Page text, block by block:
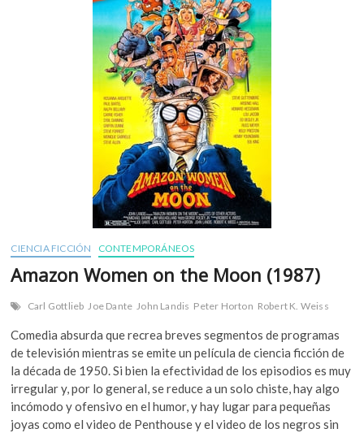
CIENCIA FICCIÓN CONTEMPORÁNEOS
Amazon Women on the Moon (1987)
Carl Gottlieb Joe Dante John Landis Peter Horton Robert K. Weiss
Comedia absurda que recrea breves segmentos de programas
de televisión mientras se emite un película de ciencia ficción de
la década de 1950. Si bien la efectividad de los episodios es muy
irregular y, por lo general, se reduce a un solo chiste, hay algo
incómodo y ofensivo en el humor, y hay lugar para pequeñas
joyas como el video de Penthouse y el video de los negros sin